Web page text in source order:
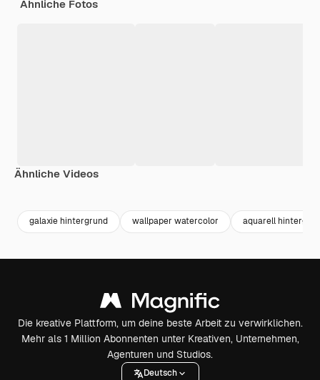
Ähnliche Fotos
Ähnliche Videos
galaxie hintergrund wallpaper watercolor aquarell
Die kreative Plattform, um deine beste Arbeit zu verwirklichen.
Mehr als 1 Million Abonnenten unter Kreativen, Unternehmen,
Agenturen und Studios.
Deutsch